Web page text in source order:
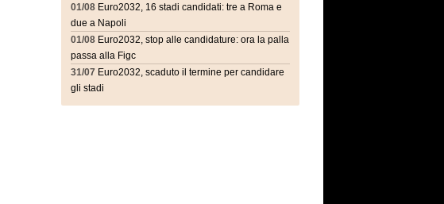
01/08 Euro2032, 16 stadi candidati: tre a Roma e
due a Napoli
01/08 Euro2032, stop alle candidature: ora la palla
passa alla Figc
31/07 Euro2032, scaduto il termine per candidare
gli stadi